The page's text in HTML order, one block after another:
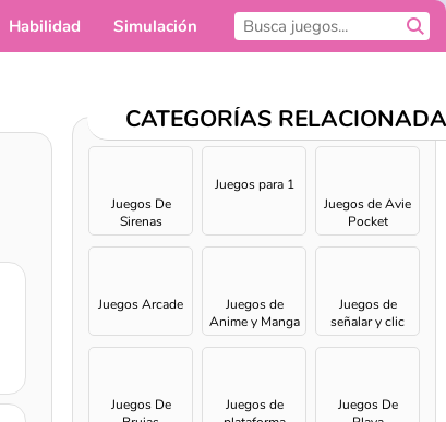
Habilidad Simulación
CATEGORÍAS
Juegos De
Sirenas
Juegos para 1
Juegos de Avie
Pocket
Juegos Arcade
Juegos de
Anime y Manga
Juegos de
señalar y clic
Juegos De
Juegos de
Juegos De